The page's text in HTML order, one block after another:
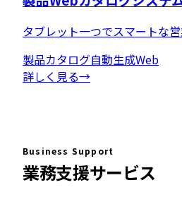
タブレット一つでスマートな
製品カタログ自動生成Web
詳しく見る→
Business Support
業務支援サービス